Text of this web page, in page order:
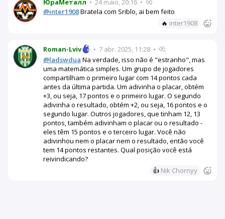
ЮраМеталл • 24 maio, 20:16 •
@inter1908Bratela com Sriblo, ai bem feito
🔥 inter1908
Roman-Lviv • 7 abr. 2025, 11:28 •
@ladswdua Na verdade, isso não é "estranho", mas
uma matemática simples. Um grupo de jogadores
compartilham o primeiro lugar com 14 pontos cada
antes da última partida. Um adivinha o placar, obtém
+3, ou seja, 17 pontos e o primeiro lugar. O segundo
adivinha o resultado, obtém +2, ou seja, 16 pontos e o
segundo lugar. Outros jogadores, que tinham 12, 13
pontos, também adivinham o placar ou o resultado -
eles têm 15 pontos e o terceiro lugar. Você não
adivinhou nem o placar nem o resultado, então você
tem 14 pontos restantes. Qual posição você está
reivindicando?
👍 Nik Chornyy